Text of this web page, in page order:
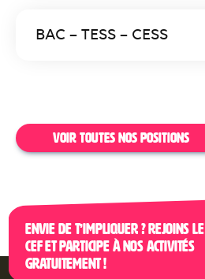
BAC – TESS – CESS
VOIR TOUTES NOS POSITIONS
Envie de t’impliquer ? Rejoins le
CEF et participe à nos activités
gratuitement !